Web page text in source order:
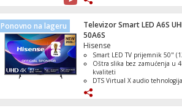
kamenca
Jednostavna i brza zamjena
Produžava vijek trajanja
kafu
Ponovno na lageru
Televizor Smart LED A6S
50A6S
Hisense
Smart LED TV prijemnik 50"
Oštra slika bez zamućenja u
kvaliteti
DTS Virtual X audio tehnologija
VIDAA Smart platforma